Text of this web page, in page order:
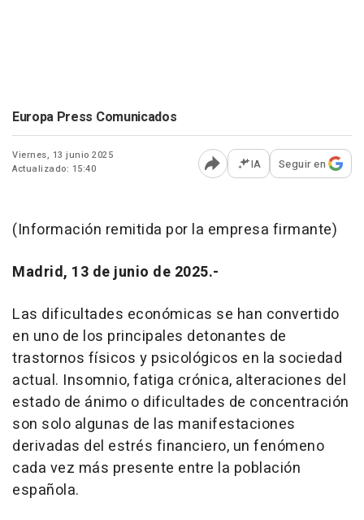
Europa Press Comunicados
Viernes, 13 junio 2025
Actualizado: 15:40
Abrir opciones para
IA Seguir en
(Información remitida por la empresa firmante)
Madrid, 13 de junio de 2025.-
Las dificultades económicas se han convertido
en uno de los principales detonantes de
trastornos físicos y psicológicos en la sociedad
actual. Insomnio, fatiga crónica, alteraciones del
estado de ánimo o dificultades de concentración
son solo algunas de las manifestaciones
derivadas del estrés financiero, un fenómeno
cada vez más presente entre la población
española.